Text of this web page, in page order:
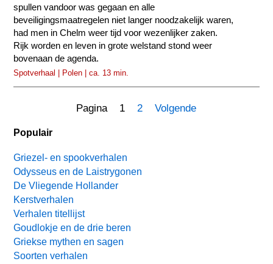
spullen vandoor was gegaan en alle
beveiligingsmaatregelen niet langer noodzakelijk waren,
had men in Chelm weer tijd voor wezenlijker zaken.
Rijk worden en leven in grote welstand stond weer
bovenaan de agenda.
Spotverhaal | Polen | ca. 13 min.
Pagina 1 2 Volgende
Populair
Griezel- en spookverhalen
Odysseus en de Laistrygonen
De Vliegende Hollander
Kerstverhalen
Verhalen titellijst
Goudlokje en de drie beren
Griekse mythen en sagen
Soorten verhalen